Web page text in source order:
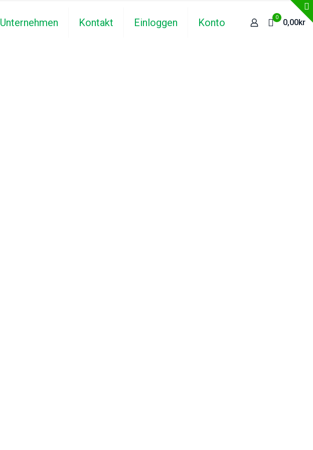
Unternehmen Kontakt Einloggen Konto 0
0,00kr